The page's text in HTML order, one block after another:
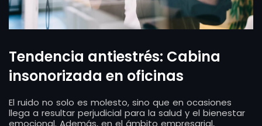
Tendencia antiestrés: Cabina
insonorizada en oficinas
El ruido no solo es molesto, sino que en ocasiones
llega a resultar perjudicial para la salud y el bienestar